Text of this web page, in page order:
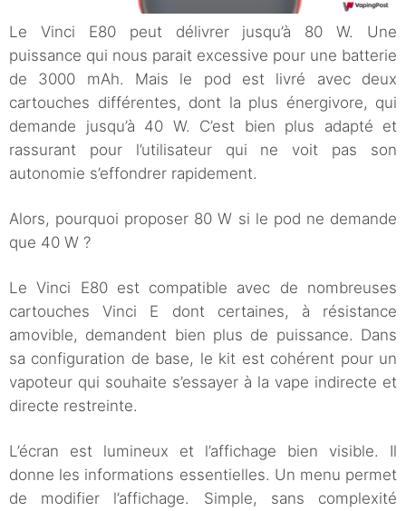
Le Vinci E80 peut délivrer jusqu’à 80 W. Une
puissance qui nous parait excessive pour une batterie
de 3000 mAh. Mais le pod est livré avec deux
cartouches différentes, dont la plus énergivore, qui
demande jusqu’à 40 W. C’est bien plus adapté et
rassurant pour l’utilisateur qui ne voit pas son
autonomie s’effondrer rapidement.
Alors, pourquoi proposer 80 W si le pod ne demande
que 40 W ?
Le Vinci E80 est compatible avec de nombreuses
cartouches Vinci E dont certaines, à résistance
amovible, demandent bien plus de puissance. Dans
sa configuration de base, le kit est cohérent pour un
vapoteur qui souhaite s’essayer à la vape indirecte et
directe restreinte.
L’écran est lumineux et l’affichage bien visible. Il
donne les informations essentielles. Un menu permet
de modifier l’affichage. Simple, sans complexité